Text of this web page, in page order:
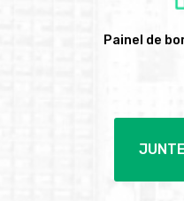
Painel de